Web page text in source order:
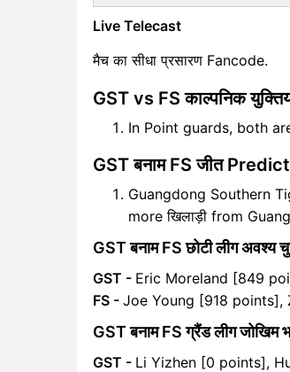
Live Telecast
मैच का सीधा प्रसारण Fancode.
GST vs FS काल्पनिक
In Point guards, both
GST बनाम FS जीत
Guangdong Southern
more खिलाड़ी from
GST बनाम FS छोटी लीग अवश्य
GST - Eric Moreland [849
FS - Joe Young [918 points],
GST बनाम FS ग्रैंड लीग जोखिम
GST - Li Yizhen [0 points],